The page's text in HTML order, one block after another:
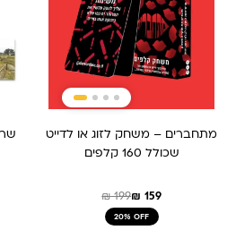
מתחברים – משחק לזוג או לדייט
שכולל 160 קלפים
₪199₪ 159
20% OFF